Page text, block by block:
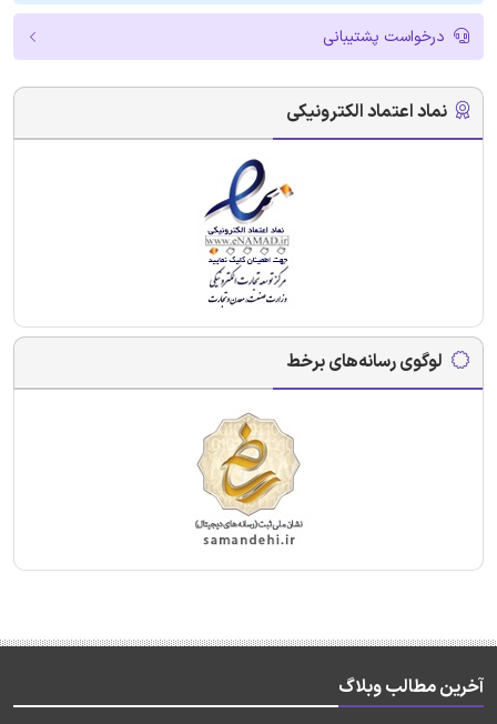
درخواست پشتیبانی
نماد اعتماد الکترونیکی
لوگوی رسانه‌های برخط
آخرین مطالب وبلاگ